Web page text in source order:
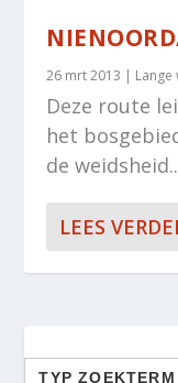
26 mrt 2013 |
Deze route
het
de
LEES
Zoek